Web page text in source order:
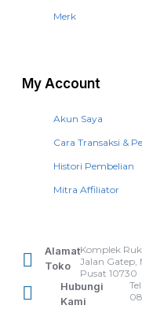
Merk
My Account
Akun Saya
Cara Transaksi &
Histori Pembelian
Mitra Affiliator
Alamat
Toko
Komplek
Jalan Gatep,
Pusat 10730
Hubungi
Kami